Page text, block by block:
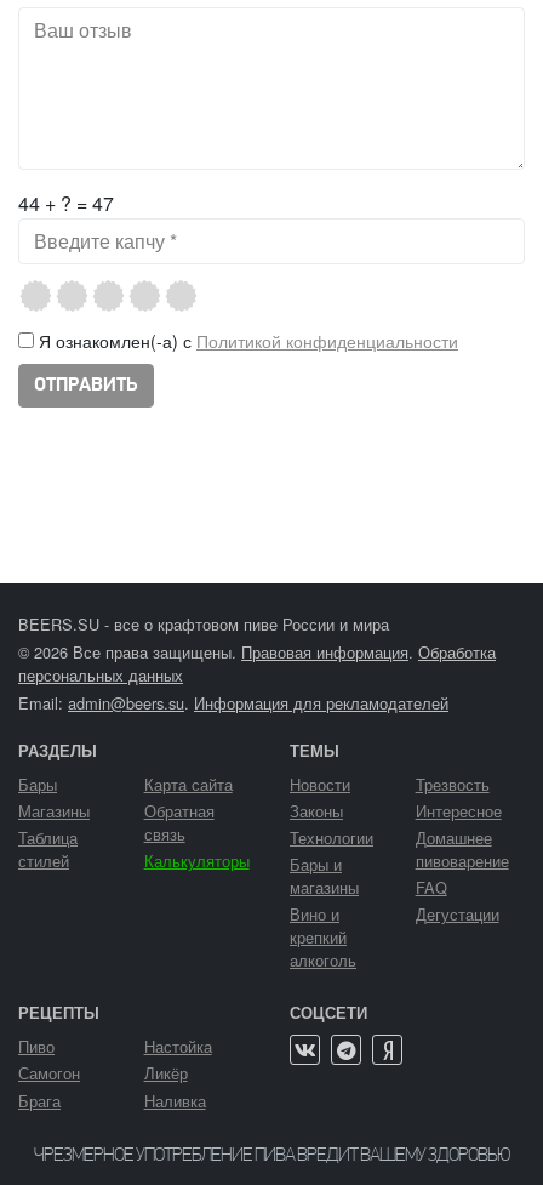
44 + ? = 47
Я ознакомлен(-а) с Политикой конфиденциальности
BEERS.SU - все о крафтовом пиве России и мира
© 2026 Все права защищены. Правовая информация. Обработка
персональных данных
Email: admin@beers.su. Информация для рекламодателей
РАЗДЕЛЫ
Бары
Магазины
Таблица
стилей
Карта сайта
Обратная
связь
Калькуляторы
ТЕМЫ
Новости
Законы
Технологии
Бары и
магазины
Вино и
крепкий
алкоголь
Трезвость
Интересное
Домашнее
пивоварение
FAQ
Дегустации
РЕЦЕПТЫ
Пиво
Самогон
Брага
Настойка
Ликёр
Наливка
СОЦСЕТИ
ЧРЕЗМЕРНОЕ УПОТРЕБЛЕНИЕ ПИВА ВРЕДИТ ВАШЕМУ ЗДОРОВЬЮ